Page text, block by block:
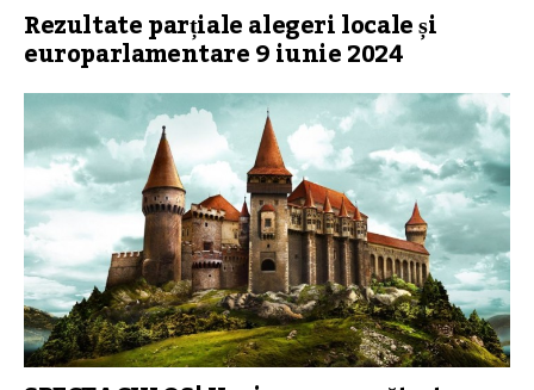
Rezultate parțiale alegeri locale și
europarlamentare 9 iunie 2024